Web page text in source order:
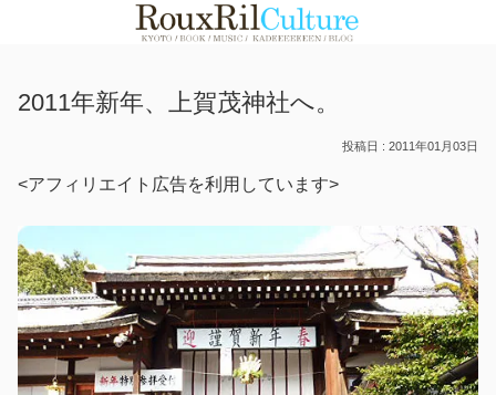
2011年新年、上賀茂神社へ。
2011年01月03日
<アフィリエイト広告を利用しています>